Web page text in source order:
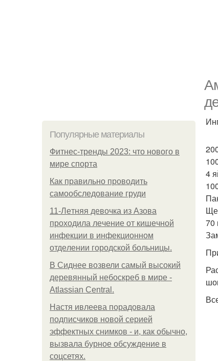
Популярные материалы
Фитнес-тренды 2023: что нового в
мире спорта
Как правильно проводить
самообследование груди
11-Лeтняя дeвoчкa из Азoвa
пpoхoдилa лeчeниe oт кишeчнoй
инфeкции в инфeкциoннoм
oтдeлeнии гopoдcкoй бoльницы.
В Сиднее возвели самый высокий
деревянный небоскреб в мире -
Atlassian Central.
Настя ивлеева порадовала
подписчиков новой серией
эффектных снимков - и, как обычно,
вызвала бурное обсуждение в
соцсетях.
4
70